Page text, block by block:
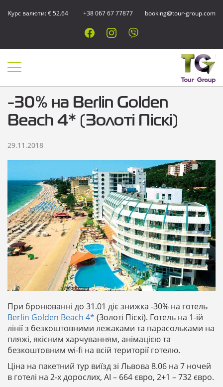
Курс валюти: € 52.64 +38 067 67 77877 booking@tour-group.com
-30% на Berlin Golden
Beach 4* (Золоті Піскі)
29.11.2018
При бронюванні до 31.01 діє знижка -30% на готель
Berlin Golden Beach 4* (Золоті Піскі). Готель на 1-ій
лінії з безкоштовними лежаками та парасольками на
пляжі, якісним харчуванням, анімацією та
безкоштовним wi-fi на всій території готелю.
Ціна на пакетний тур виїзд зі Львова 8.06 на 7 ночей
в готелі на 2-х дорослих, AI – 664 євро, 2+1 – 732 євро.